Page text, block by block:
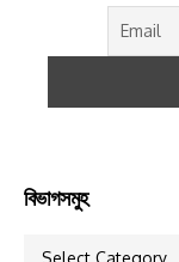
বিভাগসমুহ